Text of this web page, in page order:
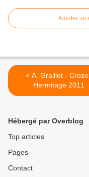
Ajouter un
< A. Graillot - Crozes
Hermitage 2011
Hébergé par Overblog
Top articles
Pages
Contact